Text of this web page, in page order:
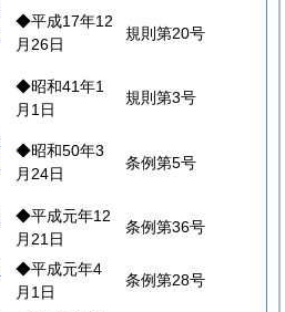
◆平成17年12
月26日
規則第20号
◆昭和41年1
月1日
規則第3号
◆昭和50年3
月24日
条例第5号
◆平成元年12
月21日
条例第36号
◆平成元年4
月1日
条例第28号